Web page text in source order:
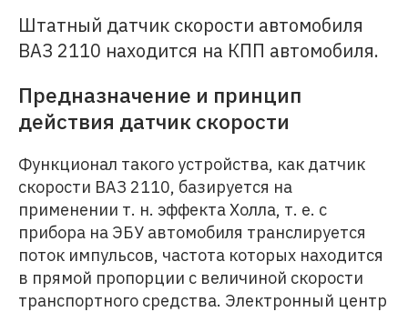
Штатный датчик скорости автомобиля
ВАЗ 2110 находится на КПП автомобиля.
Предназначение и принцип
действия датчик скорости
Функционал такого устройства, как датчик
скорости ВАЗ 2110, базируется на
применении т. н. эффекта Холла, т. е. с
прибора на ЭБУ автомобиля транслируется
поток импульсов, частота которых находится
в прямой пропорции с величиной скорости
транспортного средства. Электронный центр